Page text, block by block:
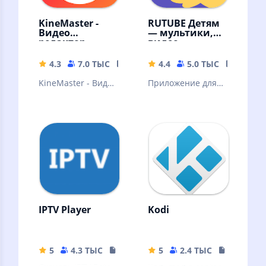
KineMaster -
Видео
редактор
4.3 7.0 ТЫС
87.49 MB
KineMaster - Видео
RUTUBE Детям
— мультики,
видео
4.4 5.0 ТЫС
Приложение для
шоу блогеров и
сказками
IPTV Player
5 4.3 ТЫС
20.09 MB
Kodi
5 2.4 ТЫС